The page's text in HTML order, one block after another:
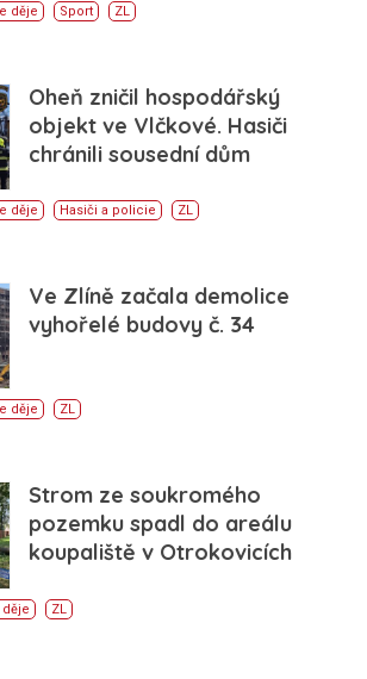
děje Sport ZL
Oheň zničil hospodářský
objekt ve Vlčkové. Hasiči
chránili sousední dům
děje Hasiči a policie ZL
Ve Zlíně začala demolice
vyhořelé budovy č. 34
děje ZL
Strom ze soukromého
pozemku spadl do areálu
koupaliště v Otrokovicích
děje ZL